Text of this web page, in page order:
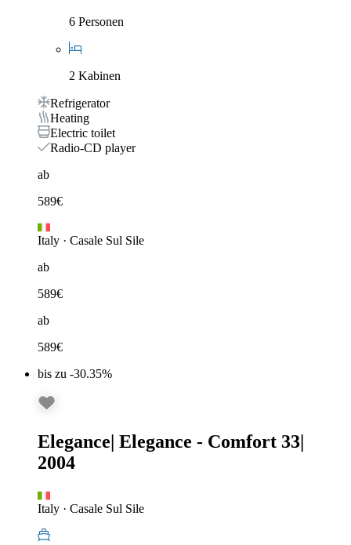
6 Personen
2 Kabinen
Refrigerator
Heating
Electric toilet
Radio-CD player
ab
589€
Italy · Casale Sul Sile
ab
589€
ab
589€
bis zu -30.35%
Elegance Elegance - Comfort 33
2004
Italy · Casale Sul Sile